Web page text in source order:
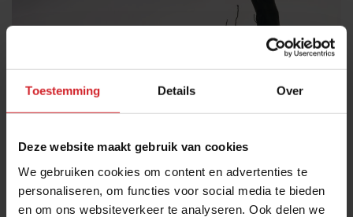
Toestemming Details Over
Deze website maakt gebruik van cookies
We gebruiken cookies om content en advertenties te
personaliseren, om functies voor social media te bieden
en om ons websiteverkeer te analyseren. Ook delen we